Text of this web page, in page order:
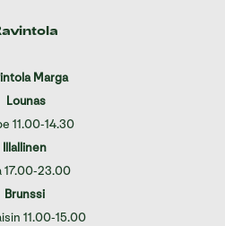
Marga
Lounas
11.00-14.30
Illallinen
17.00-23.00
Brunssi
11.00-15.00